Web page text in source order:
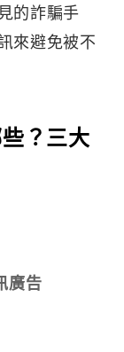
的詐騙手
來避免被不
？三大
廣告